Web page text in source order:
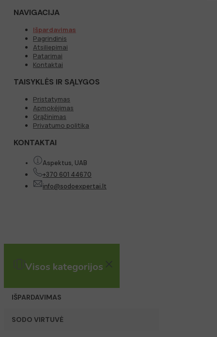
NAVIGACIJA
Išpardavimas
Pagrindinis
Atsiliepimai
Patarimai
Kontaktai
TAISYKLĖS IR SĄLYGOS
Pristatymas
Apmokėjimas
Grąžinimas
Privatumo politika
KONTAKTAI
Aspektus, UAB
+370 601 44670
info@sodoexpertai.lt
Visos kategorijos
IŠPARDAVIMAS
SODO VIRTUVĖ